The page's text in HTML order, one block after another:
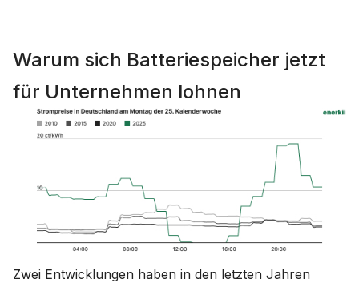
Warum sich Batteriespeicher jetzt
für Unternehmen lohnen
Zwei Entwicklungen haben in den letzten Jahren